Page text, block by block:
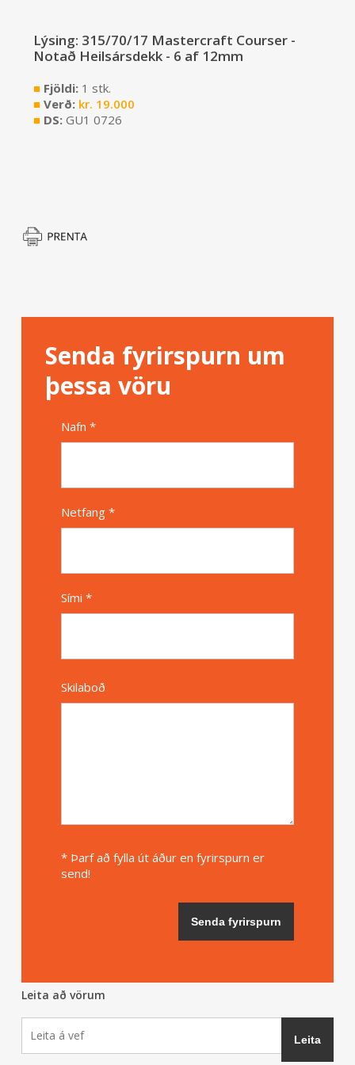
Lýsing: 315/70/17 Mastercraft Courser -
Notað Heilsársdekk - 6 af 12mm
■Fjöldi: 1 stk.
■Verð: kr. 19.000
■DS: GU1 0726
Senda fyrirspurn um
þessa vöru
Nafn *
Netfang *
Sími *
Skilaboð
* Þarf að fylla út áður en fyrirspurn er
send!
Leita að vörum